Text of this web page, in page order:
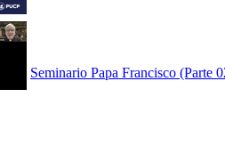
Seminario Papa Francisco (Parte